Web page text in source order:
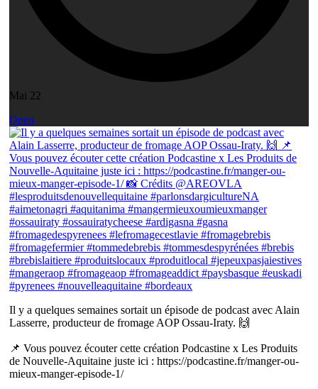
Mai 22
Open
Il y a quelques semaines sortait un épisode de podcast avec Alain
Lasserre, producteur de fromage AOP Ossau-Iraty. 🙌
📌 Vous pouvez écouter cette création Podcastine x Les Produits
de Nouvelle-Aquitaine juste ici : https://podcastine.fr/manger-ou-
mieux-manger-episode-1/